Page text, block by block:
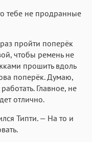
тебе не продранные
пройти поперёк
чтобы ремень не
прошить вдоль
поперёк. Думаю,
Главное, не
отлично.
Типти. — На то и